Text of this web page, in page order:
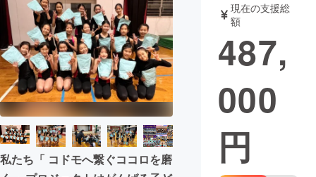
テクノロジー・ガジェット
映像・映画 書籍・雑誌
ビジネス・起業 チャレンジ
まちづくり・地域活性化
私たち「 コドモへ繋ぐココロを磨
現在の支援総
額
487,
000
円